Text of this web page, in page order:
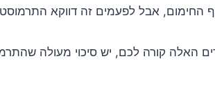
החימום, אבל לפעמים זה דווקא
האלה קורה לכם, יש סיכוי מעולה